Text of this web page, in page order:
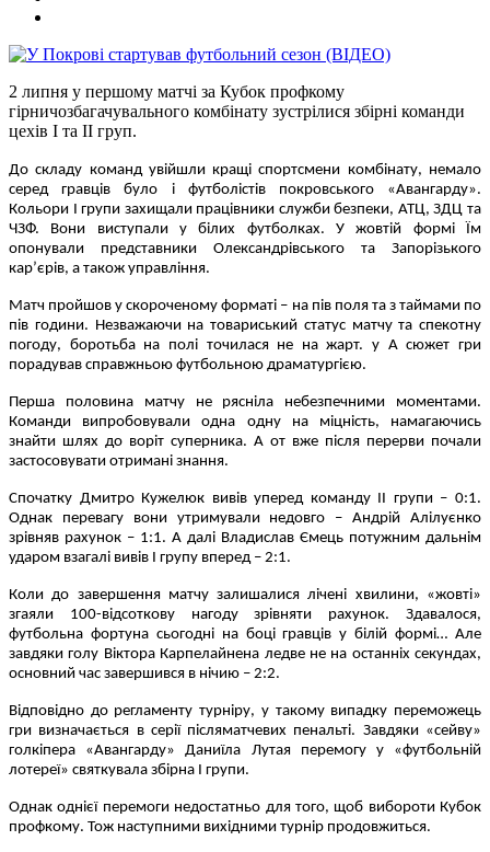
2 липня у першому матчі за Кубок профкому
гірничозбагачувального комбінату зустрілися збірні команди
цехів І та ІІ груп.
До складу команд увійшли кращі спортсмени комбінату, немало
серед гравців було і футболістів покровського «Авангарду».
Кольори І групи захищали працівники служби безпеки, АТЦ, ЗДЦ та
ЧЗФ. Вони виступали у білих футболках. У жовтій формі Їм
опонували представники Олександрівського та Запорізького
кар’єрів, а також управління.
Матч пройшов у скороченому форматі – на пів поля та з таймами по
пів години. Незважаючи на товариський статус матчу та спекотну
погоду, боротьба на полі точилася не на жарт. у А сюжет гри
порадував справжньою футбольною драматургією.
Перша половина матчу не рясніла небезпечними моментами.
Команди випробовували одна одну на міцність, намагаючись
знайти шлях до воріт суперника. А от вже після перерви почали
застосовувати отримані знання.
Спочатку Дмитро Кужелюк вивів уперед команду ІІ групи – 0:1.
Однак перевагу вони утримували недовго – Андрій Алілуєнко
зрівняв рахунок – 1:1. А далі Владислав Ємець потужним дальнім
ударом взагалі вивів І групу вперед – 2:1.
Коли до завершення матчу залишалися лічені хвилини, «жовті»
згаяли 100-відсоткову нагоду зрівняти рахунок. Здавалося,
футбольна фортуна сьогодні на боці гравців у білій формі… Але
завдяки голу Віктора Карпелайнена ледве не на останніх секундах,
основний час завершився в нічию – 2:2.
Відповідно до регламенту турніру, у такому випадку переможець
гри визначається в серії післяматчевих пенальті. Завдяки «сейву»
голкіпера «Авангарду» Даниїла Лутая перемогу у «футбольній
лотереї» святкувала збірна І групи.
Однак однієї перемоги недостатньо для того, щоб вибороти Кубок
профкому. Тож наступними вихідними турнір продовжиться.